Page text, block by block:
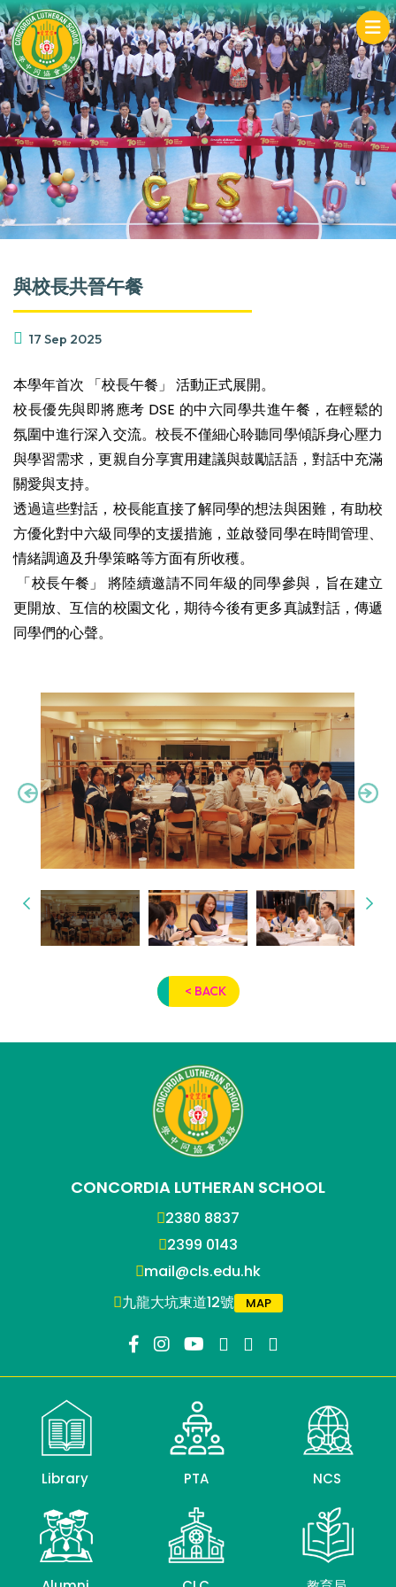
與校長共晉午餐
17 Sep 2025
本學年首次 「校長午餐」 活動正式展開。
校長優先與即將應考 DSE 的中六同學共進午餐，在輕鬆的
氛圍中進行深入交流。校長不僅細心聆聽同學傾訴身心壓力
與學習需求，更親自分享實用建議與鼓勵話語，對話中充滿
關愛與支持。
透過這些對話，校長能直接了解同學的想法與困難，有助校
方優化對中六級同學的支援措施，並啟發同學在時間管理、
情緒調適及升學策略等方面有所收穫。
「校長午餐」 將陸續邀請不同年級的同學參與，旨在建立
更開放、互信的校園文化，期待今後有更多真誠對話，傳遞
同學們的心聲。
< BACK
CONCORDIA LUTHERAN SCHOOL
2380 8837
2399 0143
mail@cls.edu.hk
九龍大坑東道12號
MAP
Library PTA NCS